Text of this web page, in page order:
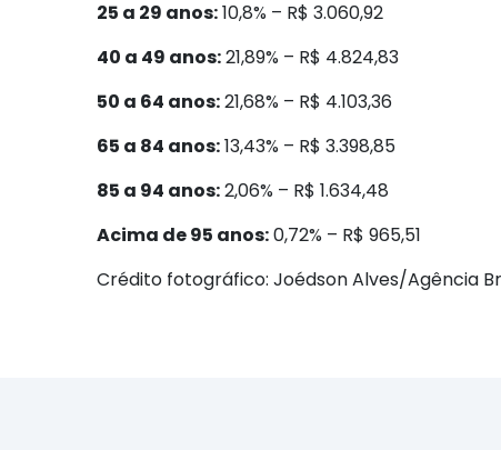
25 a 29 anos:10,8% – R$ 3.060,92
40 a 49 anos:21,89% – R$ 4.824,83
50 a 64 anos:21,68% – R$ 4.103,36
65 a 84 anos:13,43% – R$ 3.398,85
85 a 94 anos:2,06% – R$ 1.634,48
Acima de 95 anos:0,72% – R$ 965,51
Crédito fotográfico: Joédson Alves/Agência